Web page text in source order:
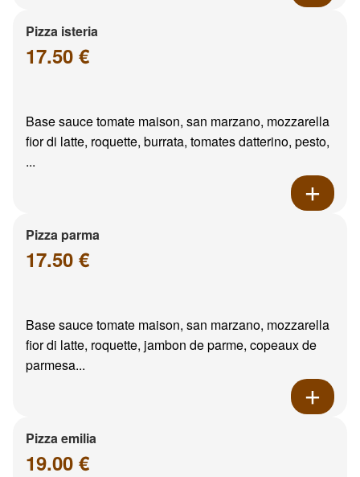
Pizza isteria
17.50 €
Base sauce tomate maison, san marzano, mozzarella
fior di latte, roquette, burrata, tomates datterino, pesto,
...
Pizza parma
17.50 €
Base sauce tomate maison, san marzano, mozzarella
fior di latte, roquette, jambon de parme, copeaux de
parmesa...
Pizza emilia
19.00 €